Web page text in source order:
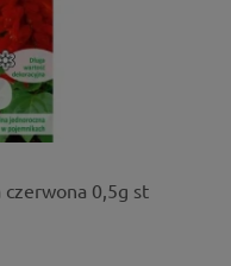
czerwona 0,5g st